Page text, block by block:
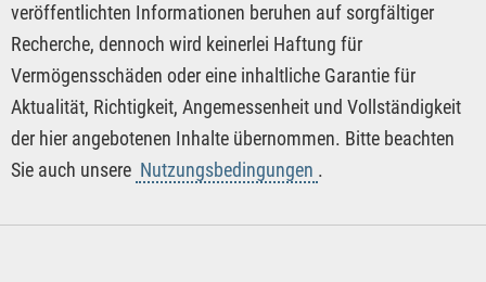
veröffentlichten Informationen beruhen auf sorgfältiger
Recherche, dennoch wird keinerlei Haftung für
Vermögensschäden oder eine inhaltliche Garantie für
Aktualität, Richtigkeit, Angemessenheit und Vollständigkeit
der hier angebotenen Inhalte übernommen. Bitte beachten
Sie auch unsere Nutzungsbedingungen .